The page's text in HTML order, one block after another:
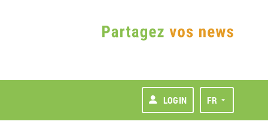
LOGIN FR